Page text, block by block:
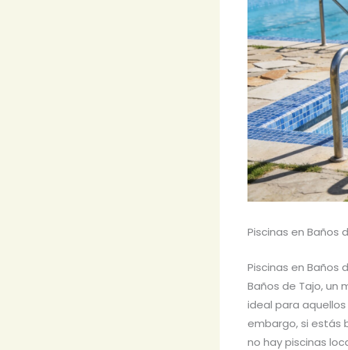
Piscinas en Baños
Piscinas en Baños
Baños de Tajo, un
ideal para
embargo, si estás
no hay piscinas